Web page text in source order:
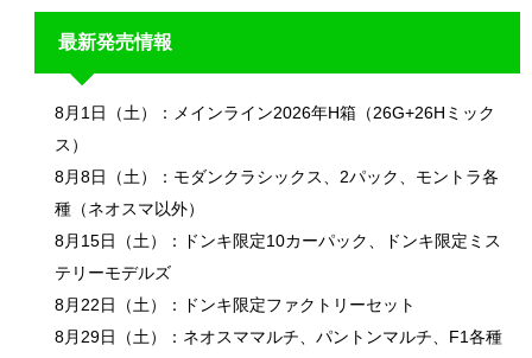
最新発売情報
8月1日（土）：メインライン2026年H箱（26G+26Hミック
ス）
8月8日（土）：モダンクラシックス、2パック、モントラ各
種（ネオスマ以外）
8月15日（土）：ドンキ限定10カーパック、ドンキ限定ミス
テリーモデルズ
8月22日（土）：ドンキ限定ファクトリーセット
8月29日（土）：ネオスママルチ、パントンマルチ、F1各種